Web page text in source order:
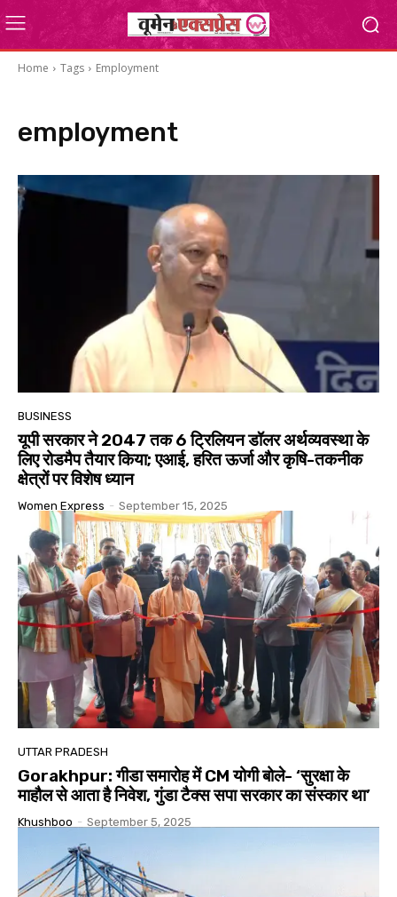
Home Tags Employment
employment
BUSINESS
यूपी सरकार ने 2047 तक 6 ट्रिलियन डॉलर अर्थव्यवस्था के
लिए रोडमैप तैयार किया; एआई, हरित ऊर्जा और कृषि-तकनीक
क्षेत्रों पर विशेष ध्यान
Women Express - September 15, 2025
UTTAR PRADESH
Gorakhpur: गीडा समारोह में CM योगी बोले- ‘सुरक्षा के
माहौल से आता है निवेश, गुंडा टैक्स सपा सरकार का संस्कार था’
Khushboo - September 5, 2025